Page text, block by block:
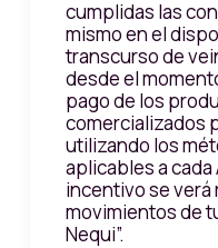
cumplidas las
mismo en el
transcurso de
desde el
pago de los
comercializados
utilizando los
aplicables a cada
incentivo se verá
movimientos de
Nequi”.